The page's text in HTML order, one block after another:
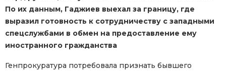
По их данным, Гаджиев выехал за границу, где
выразил готовность к сотрудничеству с западными
спецслужбами в обмен на предоставление ему
иностранного гражданства
Генпрокуратура потребовала признать бывшего